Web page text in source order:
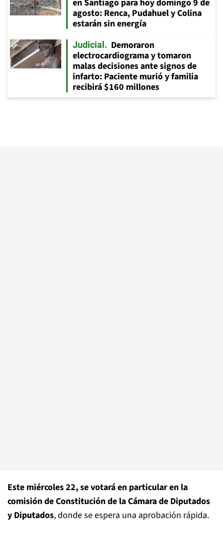
en Santiago para hoy domingo 9 de
agosto: Renca, Pudahuel y Colina
estarán sin energía
Judicial
Demoraron
electrocardiograma y tomaron
malas decisiones ante signos de
infarto: Paciente murió y familia
recibirá $160 millones
Este miércoles 22, se votará en particular en la
comisión de Constitución de la Cámara de Diputados
y Diputados, donde se espera una aprobación rápida.